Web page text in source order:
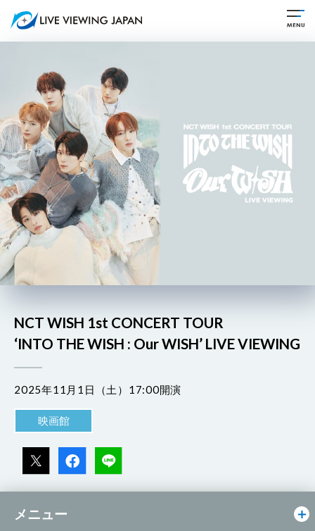
NCT WISH 1st CONCERT TOUR
‘INTO THE WISH : Our WISH’ LIVE VIEWING
2025年11月1日（土）17:00開演
映画館
メニュー